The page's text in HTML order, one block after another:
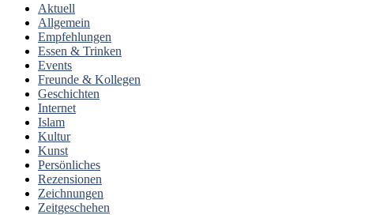
Aktuell
Allgemein
Empfehlungen
Essen & Trinken
Events
Freunde & Kollegen
Geschichten
Internet
Islam
Kultur
Kunst
Persönliches
Rezensionen
Zeichnungen
Zeitgeschehen